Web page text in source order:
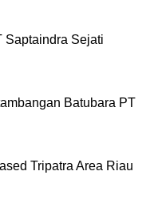
Saptaindra Sejati
Batubara PT
Tripatra Area Riau